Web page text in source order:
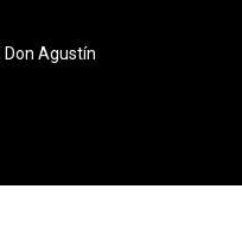
Don Agustín